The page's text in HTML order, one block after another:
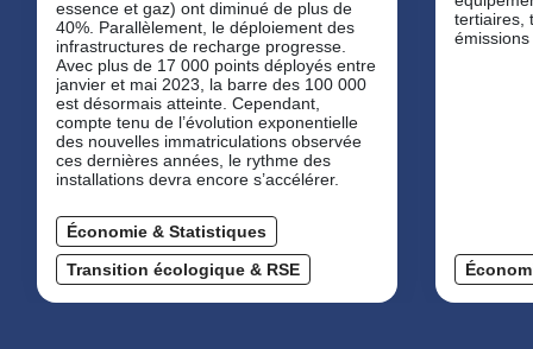
essence et gaz) ont diminué de plus de
40%. Parallèlement, le déploiement des
infrastructures de recharge progresse.
Avec plus de 17 000 points déployés entre
janvier et mai 2023, la barre des 100 000
est désormais atteinte. Cependant,
compte tenu de l’évolution exponentielle
des nouvelles immatriculations observée
ces dernières années, le rythme des
installations devra encore s’accélérer.
Économie & Statistiques
Transition écologique & RSE
tertiaires,
émissions